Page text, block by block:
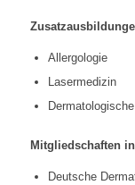
Allergologie
Lasermedizin
Mitgliedschaften
Deutsche